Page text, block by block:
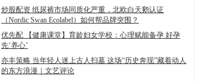
炒股配资 纸尿裤市场同质化严重，北欧白天鹅认证
（Nordic Swan Ecolabel）如何帮品牌突围？
优先配 【健康课堂】育龄妇女学校：心理赋能备孕 好孕
先‘养心’
亦丰策略 当年轻人迷上古人扫墓 这场“历史奔现”藏着动人
的东方浪漫｜文艺评论